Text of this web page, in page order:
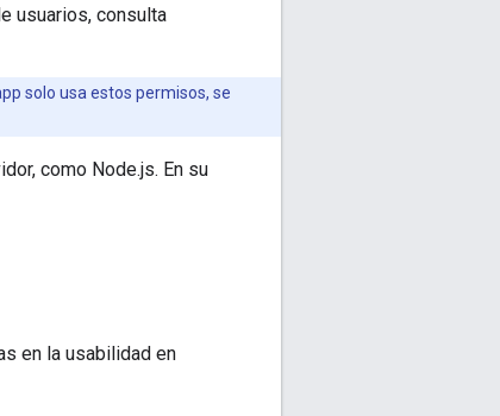
usuarios, consulta
solo usa estos permisos, se
como Node.js. En su
en la usabilidad en